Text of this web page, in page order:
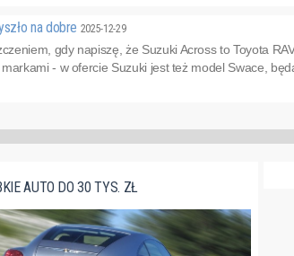
na dobre 2025-12-29
gdy napiszę, że Suzuki Across to Toyota
- w ofercie Suzuki jest też model Swace,
AUTO DO 30 TYS. ZŁ